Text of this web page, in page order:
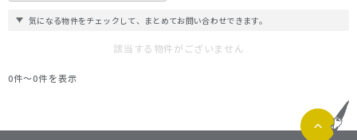
気になる物件をチェックして、まとめてお問い合わせできます。
該当する物件がございません
0件〜0件を表示